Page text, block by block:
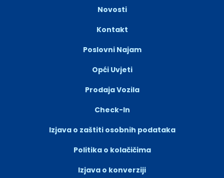
Novosti
Kontakt
Poslovni Najam
Opći Uvjeti
Prodaja Vozila
Check-In
Izjava o zaštiti osobnih podataka
Politika o kolačičima
Izjava o konverziji